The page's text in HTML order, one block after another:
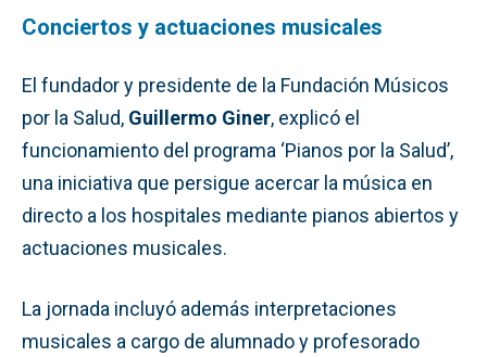
Conciertos y actuaciones musicales
El fundador y presidente de la Fundación Músicos
por la Salud, Guillermo Giner, explicó el
funcionamiento del programa ‘Pianos por la Salud’,
una iniciativa que persigue acercar la música en
directo a los hospitales mediante pianos abiertos y
actuaciones musicales.
La jornada incluyó además interpretaciones
musicales a cargo de alumnado y profesorado